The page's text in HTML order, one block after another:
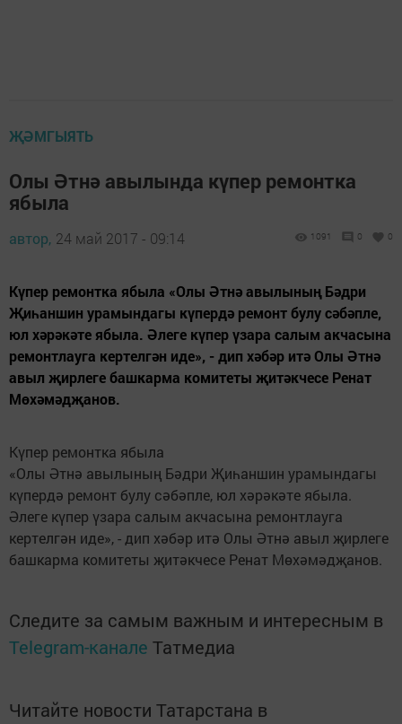
ҖӘМГЫЯТЬ
Олы Әтнә авылында күпер ремонтка
ябыла
автор, 24 май 2017 - 09:14 1091 0 0
Күпер ремонтка ябыла «Олы Әтнә авылының Бәдри
Җиһаншин урамындагы күпердә ремонт булу сәбәпле,
юл хәрәкәте ябыла. Әлеге күпер үзара салым акчасына
ремонтлауга кертелгән иде», - дип хәбәр итә Олы Әтнә
авыл җирлеге башкарма комитеты җитәкчесе Ренат
Мөхәмәдҗанов.
Күпер ремонтка ябыла
«Олы Әтнә авылының Бәдри Җиһаншин урамындагы
күпердә ремонт булу сәбәпле, юл хәрәкәте ябыла.
Әлеге күпер үзара салым акчасына ремонтлауга
кертелгән иде», - дип хәбәр итә Олы Әтнә авыл җирлеге
башкарма комитеты җитәкчесе Ренат Мөхәмәдҗанов.
Следите за самым важным и интересным в
Telegram-канале Татмедиа
Читайте новости Татарстана в